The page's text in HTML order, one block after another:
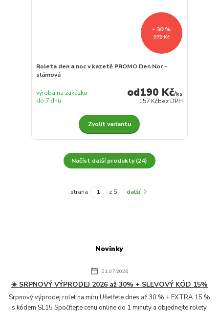
Novinky
01.07.2026
☀️ SRPNOVÝ VÝPRODEJ 2026 až 30% + SLEVOVÝ KÓD 15%
Srpnový výprodej rolet na míru Ušetřete dnes až 30 % + EXTRA 15 %
s kódem SL15 Spočítejte cenu online do 1 minuty a objednejte rolety
272 Kč
- 30 %
Roleta den a noc v kazetě PROMO Den Noc -
slámová
190 Kč/ks
157 Kčbez DPH
výroba na zakázku
do 7 dnů
Zvolit variantu
Načíst další produkty (24)
strana z 5 další